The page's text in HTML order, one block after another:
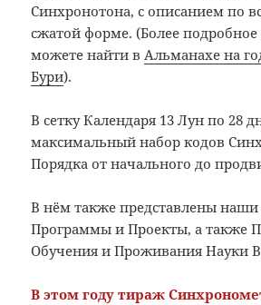
Синхронотона, с описанием по
сжатой форме. (Более
можете найти вАльманахе на
Бури).
В сетку Календаря 13 Лун по 28
максимальный набор кодов
Порядка от начального до
В нём также представлены
Программы и Проекты, а также
Обучения и Проживания Науки
В этом году тираж